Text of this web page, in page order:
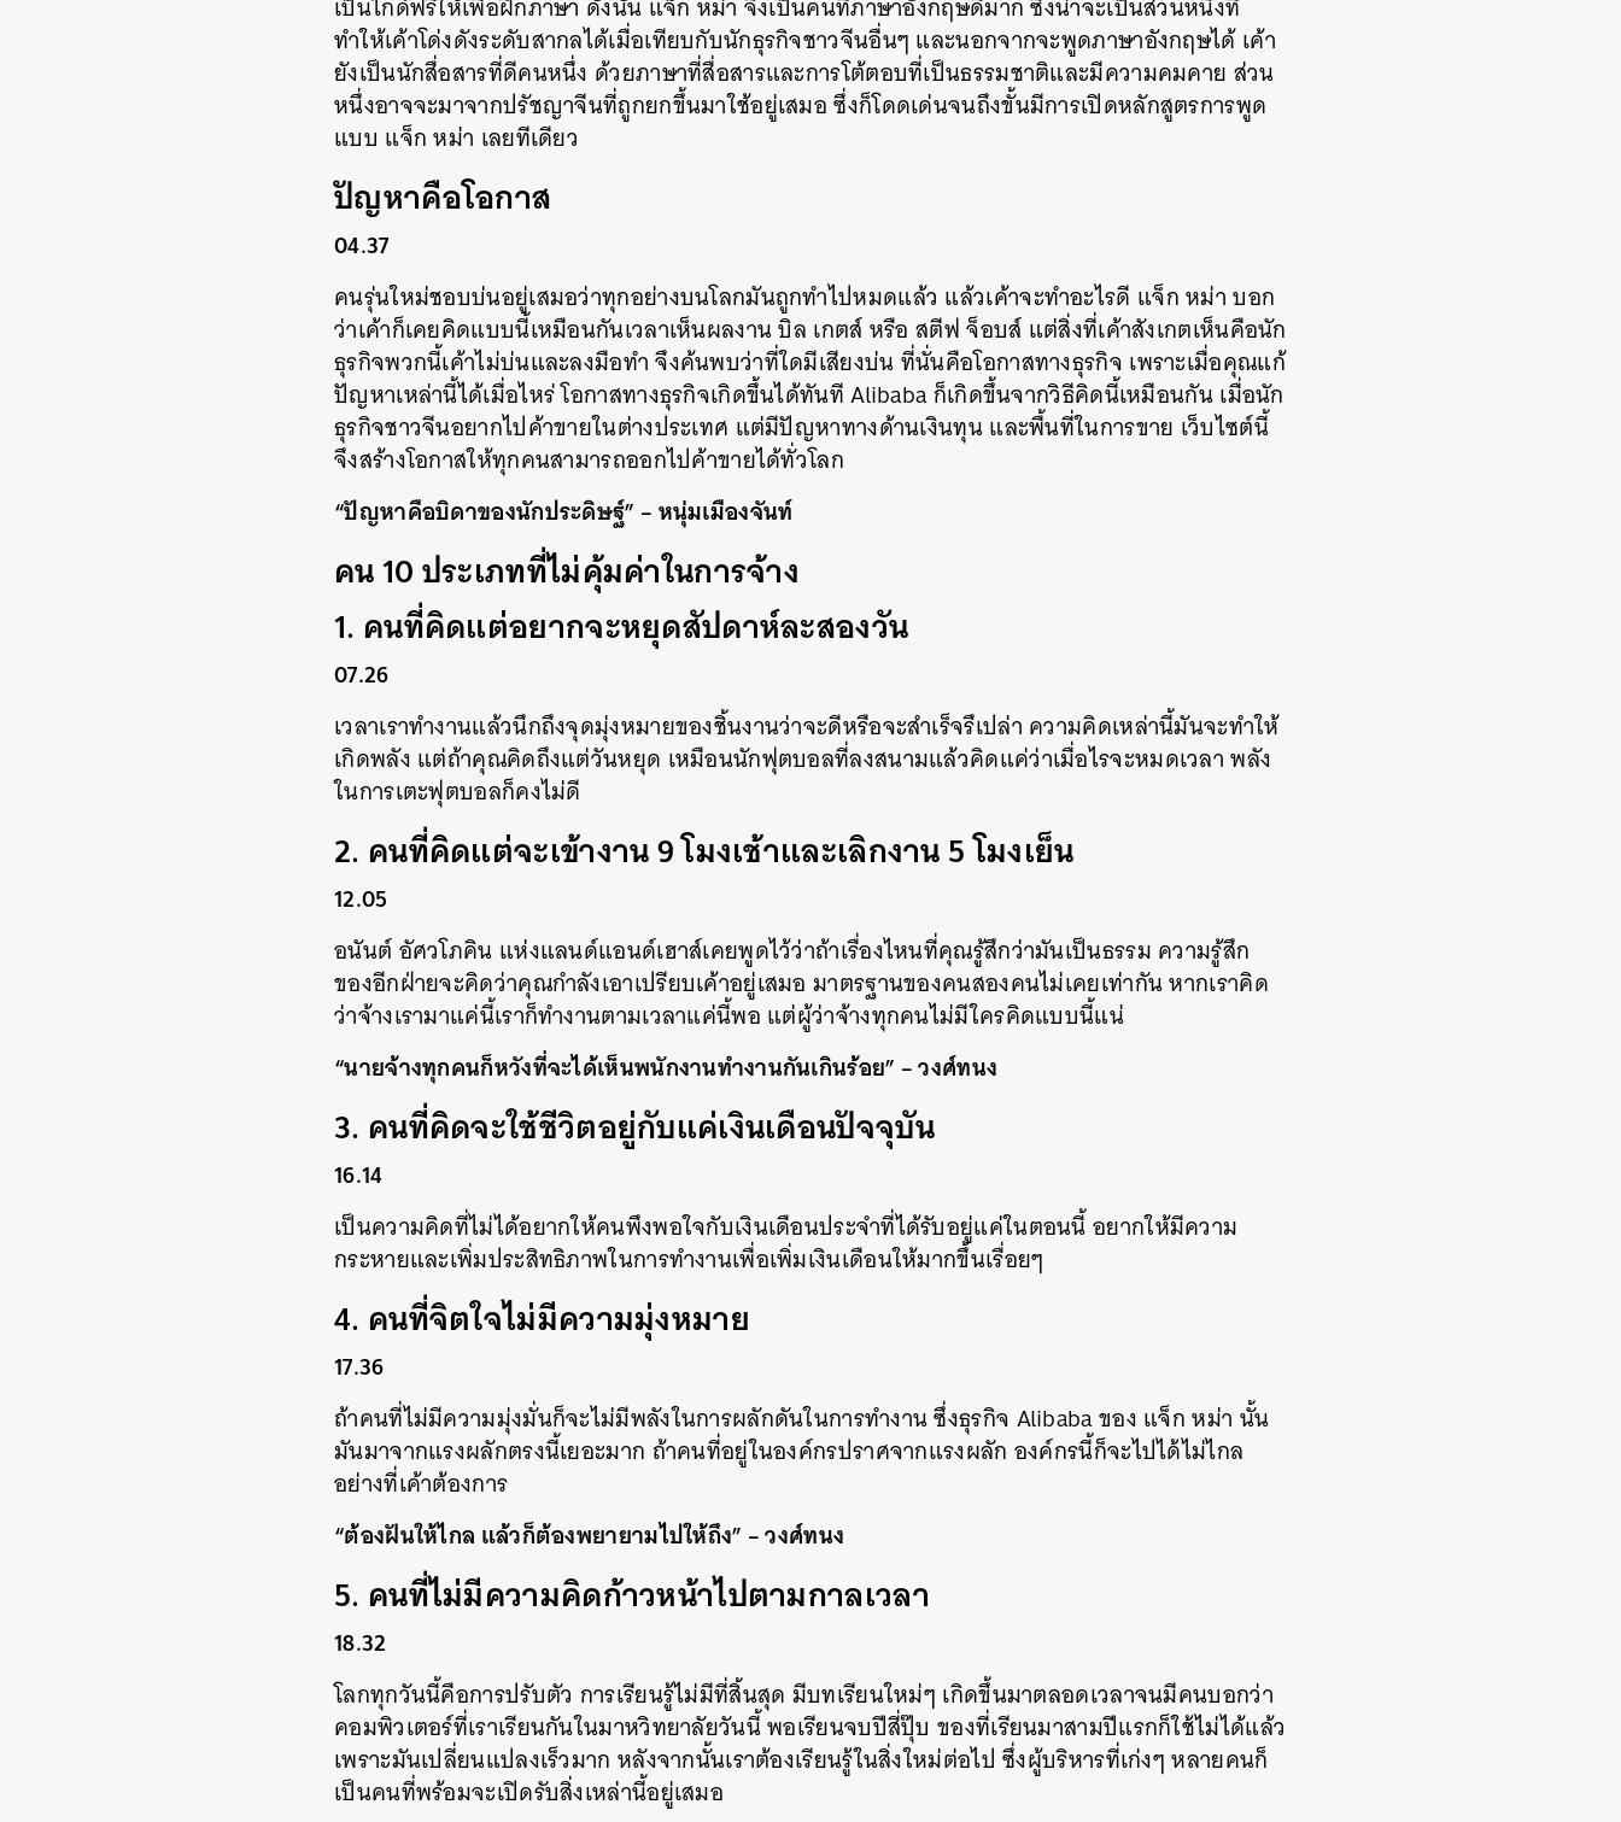
เป็นไกด์ฟรีให้เพื่อฝึกภาษา ดังนั้น แจ็ก หม่า จึงเป็นคนที่ภาษาอังกฤษดีมาก ซึ่งน่าจะเป็นส่วนหนึ่งที่
ทำให้เค้าโด่งดังระดับสากลได้เมื่อเทียบกับนักธุรกิจชาวจีนอื่นๆ และนอกจากจะพูดภาษาอังกฤษได้ เค้า
ยังเป็นนักสื่อสารที่ดีคนหนึ่ง ด้วยภาษาที่สื่อสารและการโต้ตอบที่เป็นธรรมชาติและมีความคมคาย ส่วน
หนึ่งอาจจะมาจากปรัชญาจีนที่ถูกยกขึ้นมาใช้อยู่เสมอ ซึ่งก็โดดเด่นจนถึงขั้นมีการเปิดหลักสูตรการพูด
แบบ แจ็ก หม่า เลยทีเดียว
ปัญหาคือโอกาส
04.37
คนรุ่นใหม่ชอบบ่นอยู่เสมอว่าทุกอย่างบนโลกมันถูกทำไปหมดแล้ว แล้วเค้าจะทำอะไรดี แจ็ก หม่า บอก
ว่าเค้าก็เคยคิดแบบนี้เหมือนกันเวลาเห็นผลงาน บิล เกตส์ หรือ สตีฟ จ็อบส์ แต่สิ่งที่เค้าสังเกตเห็นคือนัก
ธุรกิจพวกนี้เค้าไม่บ่นและลงมือทำ จึงค้นพบว่าที่ใดมีเสียงบ่น ที่นั่นคือโอกาสทางธุรกิจ เพราะเมื่อคุณแก้
ปัญหาเหล่านี้ได้เมื่อไหร่ โอกาสทางธุรกิจเกิดขึ้นได้ทันที Alibaba ก็เกิดขึ้นจากวิธีคิดนี้เหมือนกัน เมื่อนัก
ธุรกิจชาวจีนอยากไปค้าขายในต่างประเทศ แต่มีปัญหาทางด้านเงินทุน และพื้นที่ในการขาย เว็บไซต์นี้
จึงสร้างโอกาสให้ทุกคนสามารถออกไปค้าขายได้ทั่วโลก
“ปัญหาคือบิดาของนักประดิษฐ์” – หนุ่มเมืองจันท์
คน 10 ประเภทที่ไม่คุ้มค่าในการจ้าง
1. คนที่คิดแต่อยากจะหยุดสัปดาห์ละสองวัน
07.26
เวลาเราทำงานแล้วนึกถึงจุดมุ่งหมายของชิ้นงานว่าจะดีหรือจะสำเร็จรึเปล่า ความคิดเหล่านี้มันจะทำให้
เกิดพลัง แต่ถ้าคุณคิดถึงแต่วันหยุด เหมือนนักฟุตบอลที่ลงสนามแล้วคิดแค่ว่าเมื่อไรจะหมดเวลา พลัง
ในการเตะฟุตบอลก็คงไม่ดี
2. คนที่คิดแต่จะเข้างาน 9 โมงเช้าและเลิกงาน 5 โมงเย็น
12.05
อนันต์ อัศวโภคิน แห่งแลนด์แอนด์เฮาส์เคยพูดไว้ว่าถ้าเรื่องไหนที่คุณรู้สึกว่ามันเป็นธรรม ความรู้สึก
ของอีกฝ่ายจะคิดว่าคุณกำลังเอาเปรียบเค้าอยู่เสมอ มาตรฐานของคนสองคนไม่เคยเท่ากัน หากเราคิด
ว่าจ้างเรามาแค่นี้เราก็ทำงานตามเวลาแค่นี้พอ แต่ผู้ว่าจ้างทุกคนไม่มีใครคิดแบบนี้แน่
“นายจ้างทุกคนก็หวังที่จะได้เห็นพนักงานทำงานกันเกินร้อย” – วงศ์ทนง
3. คนที่คิดจะใช้ชีวิตอยู่กับแค่เงินเดือนปัจจุบัน
16.14
เป็นความคิดที่ไม่ได้อยากให้คนพึงพอใจกับเงินเดือนประจำที่ได้รับอยู่แค่ในตอนนี้ อยากให้มีความ
กระหายและเพิ่มประสิทธิภาพในการทำงานเพื่อเพิ่มเงินเดือนให้มากขึ้นเรื่อยๆ
4. คนที่จิตใจไม่มีความมุ่งหมาย
17.36
ถ้าคนที่ไม่มีความมุ่งมั่นก็จะไม่มีพลังในการผลักดันในการทำงาน ซึ่งธุรกิจ Alibaba ของ แจ็ก หม่า นั้น
มันมาจากแรงผลักตรงนี้เยอะมาก ถ้าคนที่อยู่ในองค์กรปราศจากแรงผลัก องค์กรนี้ก็จะไปได้ไม่ไกล
อย่างที่เค้าต้องการ
“ต้องฝันให้ไกล แล้วก็ต้องพยายามไปให้ถึง” – วงศ์ทนง
5. คนที่ไม่มีความคิดก้าวหน้าไปตามกาลเวลา
18.32
โลกทุกวันนี้คือการปรับตัว การเรียนรู้ไม่มีที่สิ้นสุด มีบทเรียนใหม่ๆ เกิดขึ้นมาตลอดเวลาจนมีคนบอกว่า
คอมพิวเตอร์ที่เราเรียนกันในมาหวิทยาลัยวันนี้ พอเรียนจบปีสี่ปุ๊บ ของที่เรียนมาสามปีแรกก็ใช้ไม่ได้แล้ว
เพราะมันเปลี่ยนแปลงเร็วมาก หลังจากนั้นเราต้องเรียนรู้ในสิ่งใหม่ต่อไป ซึ่งผู้บริหารที่เก่งๆ หลายคนก็
เป็นคนที่พร้อมจะเปิดรับสิ่งเหล่านี้อยู่เสมอ
ค้นหา